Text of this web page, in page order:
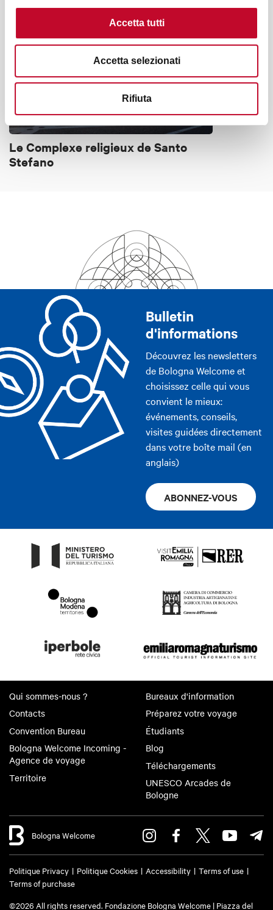
Accetta tutti
Accetta selezionati
Rifiuta
Le Complexe religieux de Santo
Stefano
Bulletin
d'informations
Découvrez les newsletters
de Bologna Welcome et
choisissez celle qui vous
convient le mieux:
événements, conseils,
visites guidées directement
dans votre boîte mail (en
anglais)
ABONNEZ-VOUS
Qui sommes-nous ?
Contacts
Convention Bureau
Bologna Welcome Incoming -
Agence de voyage
Territoire
Bureaux d'information
Préparez votre voyage
Étudiants
Blog
Téléchargements
UNESCO Arcades de
Bologne
Bologna Welcome
Politique Privacy Politique Cookies Accessibility
Terms of use
Terms of purchase
©2026 All rights reserved. Fondazione Bologna Welcome | Piazza del